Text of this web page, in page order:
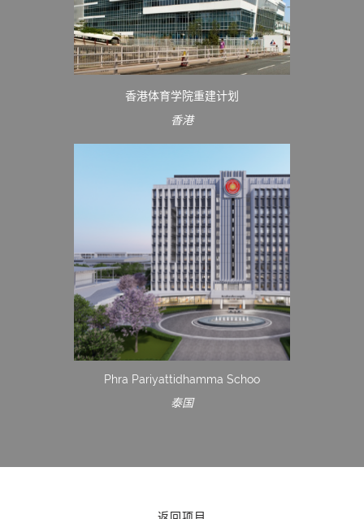
香港体育学院重建计划
香港
Phra Pariyattidhamma Schoo
泰国